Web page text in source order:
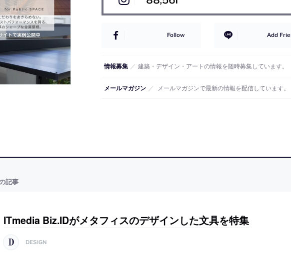
Follow Add
情報募集 ／ 建築・デザイン・アートの情報を随時募集しています。
メールマガジン ／ メールマガジンで最新の情報を配信しています。
記事
ITmedia Biz.IDがメタフィスのデザインした文具を特集
DESIGN